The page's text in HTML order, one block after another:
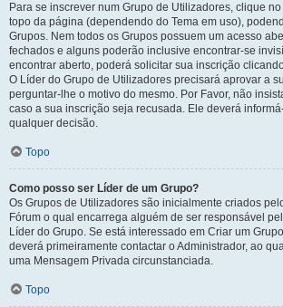
Para se inscrever num Grupo de Utilizadores, clique
topo da página (dependendo do Tema em uso),
Grupos. Nem todos os Grupos possuem um acesso
fechados e alguns poderão inclusive encontrar-se
encontrar aberto, poderá solicitar sua inscrição
O Líder do Grupo de Utilizadores precisará aprovar a
perguntar-lhe o motivo do mesmo. Por Favor, não
caso a sua inscrição seja recusada. Ele deverá
qualquer decisão.
Topo
Como posso ser Líder de um Grupo?
Os Grupos de Utilizadores são inicialmente criados
Fórum o qual encarrega alguém de ser responsável
Líder do Grupo. Se está interessado em Criar um
deverá primeiramente contactar o Administrador, ao
uma Mensagem Privada circunstanciada.
Topo